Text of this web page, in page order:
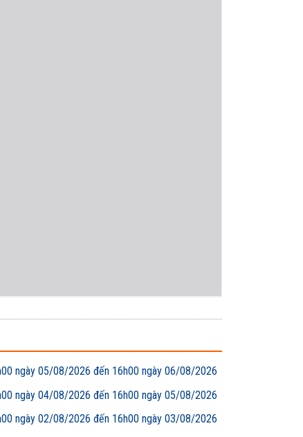
ngày 05/08/2026 đến 16h00 ngày 06/08/2026
ngày 04/08/2026 đến 16h00 ngày 05/08/2026
ngày 02/08/2026 đến 16h00 ngày 03/08/2026